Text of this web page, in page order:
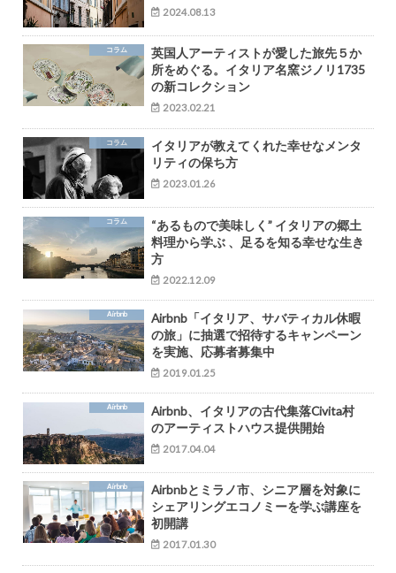
2024.08.13
コラム
英国人アーティストが愛した旅先５か
所をめぐる。イタリア名窯ジノリ1735
の新コレクション
2023.02.21
コラム
イタリアが教えてくれた幸せなメンタ
リティの保ち方
2023.01.26
コラム
“あるもので美味しく” イタリアの郷土
料理から学ぶ 、足るを知る幸せな生き
方
2022.12.09
Airbnb
Airbnb「イタリア、サバティカル休暇
の旅」に抽選で招待するキャンペーン
を実施、応募者募集中
2019.01.25
Airbnb
Airbnb、イタリアの古代集落Civita村
のアーティストハウス提供開始
2017.04.04
Airbnb
Airbnbとミラノ市、シニア層を対象に
シェアリングエコノミーを学ぶ講座を
初開講
2017.01.30